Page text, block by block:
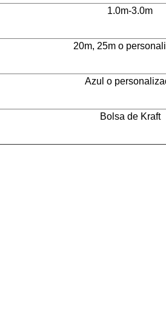
1.0m-3.0m
20m, 25m o
Azul o
Bolsa de Kraft